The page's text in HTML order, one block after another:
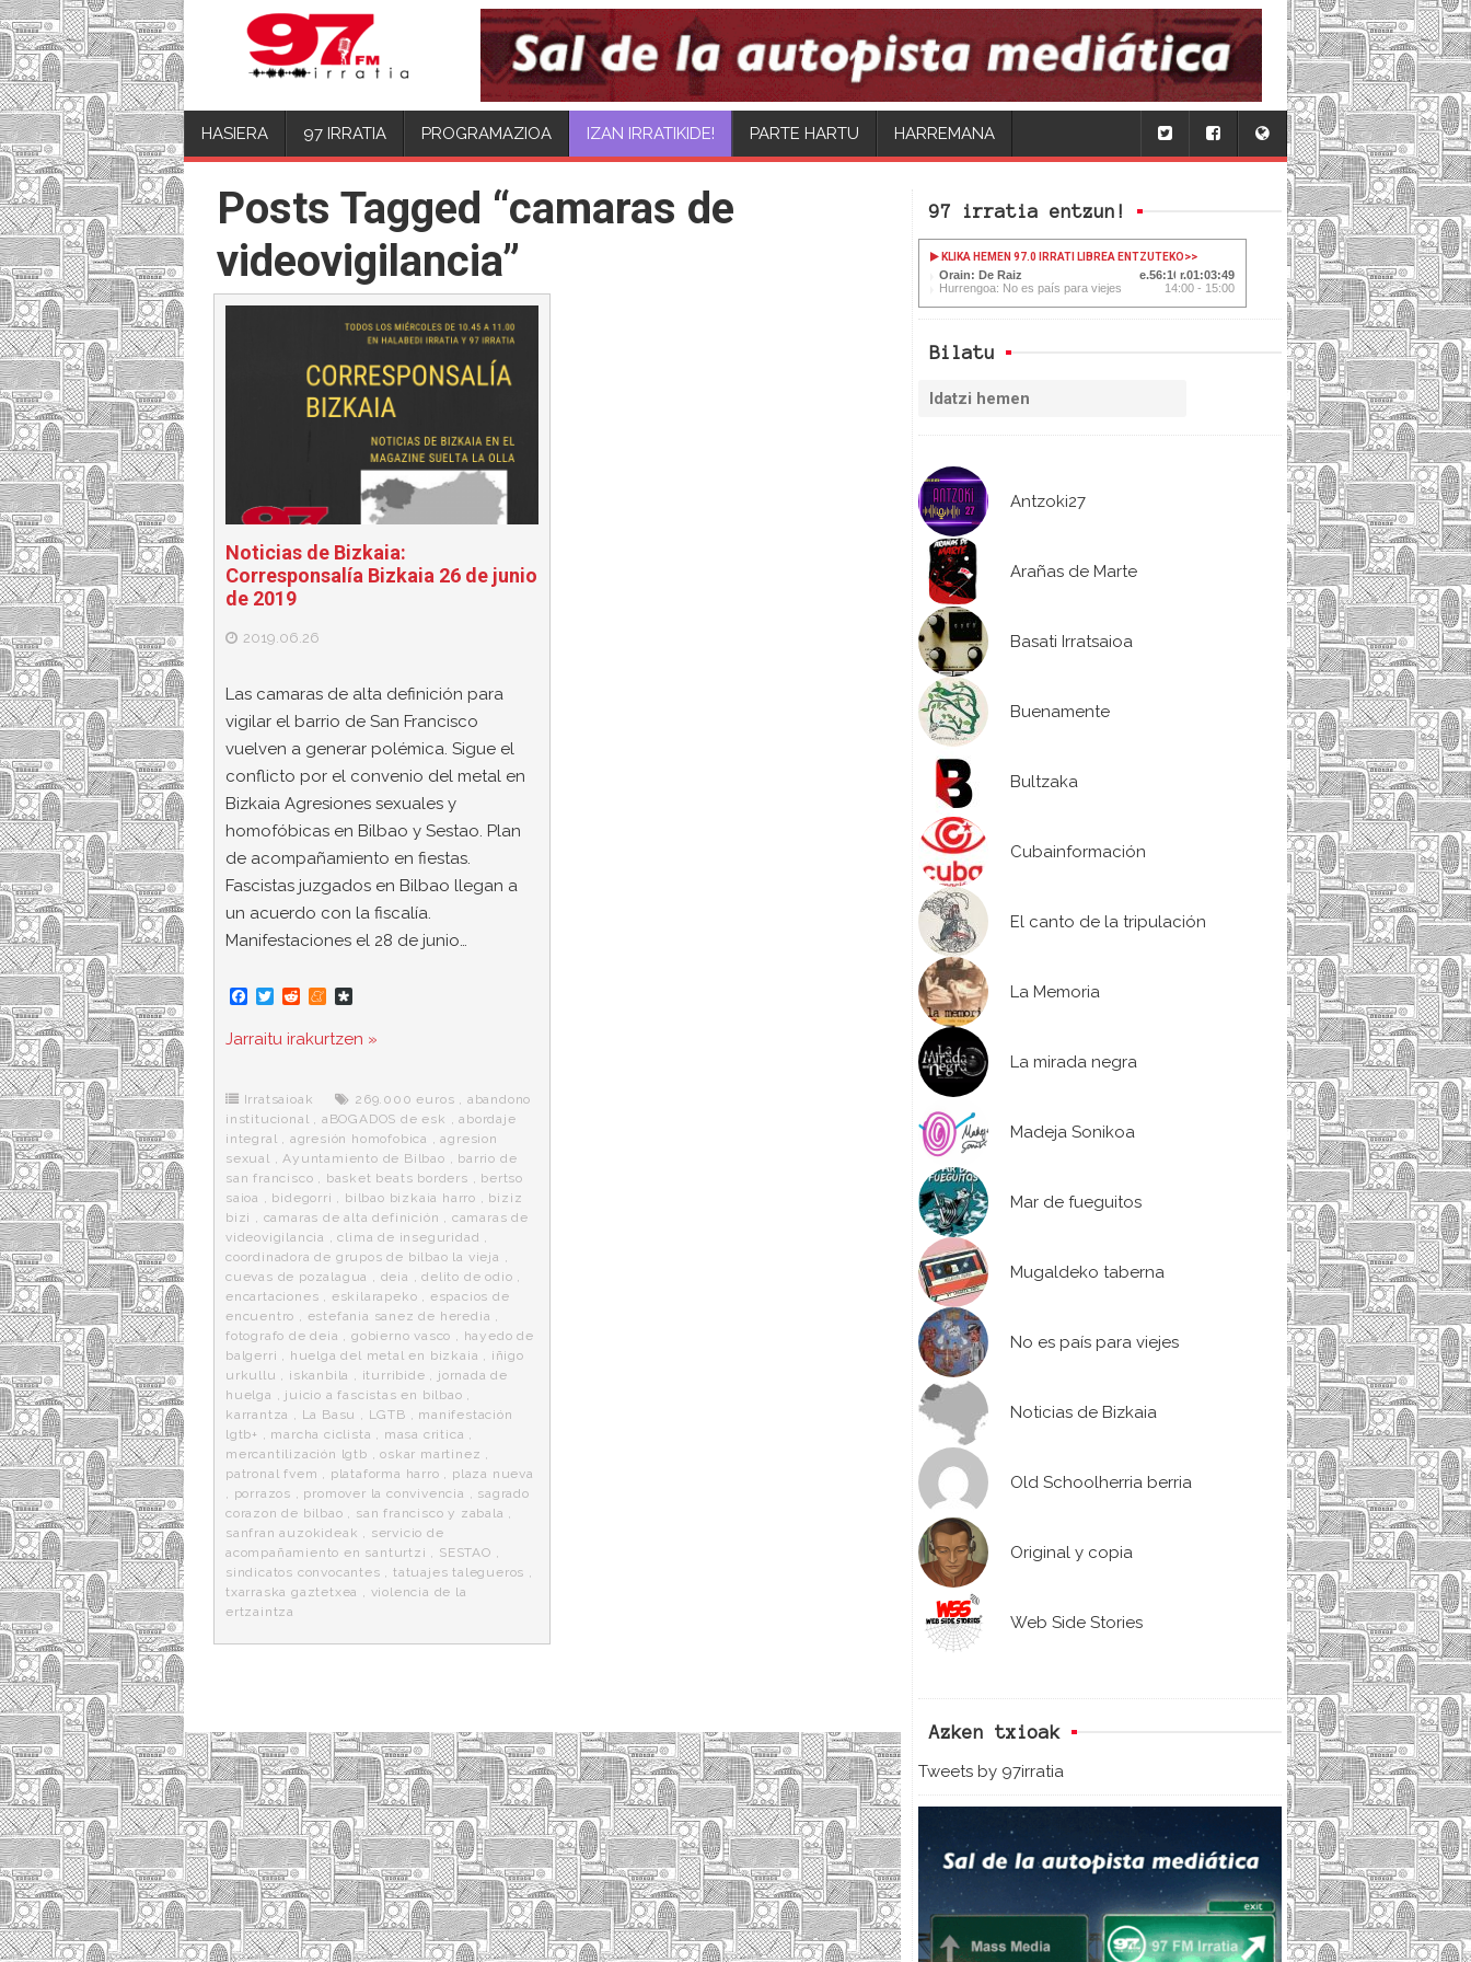
HASIERA 97 IRRATIA PROGRAMAZIOA PARTE HARTU HARREMANA
97 irratia entzun!
KLIKA HEMEN 97.0 IRRATI LIBREA ENTZUTEKO>>
Orain: De Raiz 56:11 01:03:48
Hurrengoa: No es país para viejes
14:00 - 15:00
Bilatu
Antzoki27
Arañas de Marte
Basati Irratsaioa
Buenamente
Bultzaka
Cubainformación
El canto de la tripulación
La Memoria
La mirada negra
Madeja Sonikoa
Mar de fueguitos
Mugaldeko taberna
No es país para viejes
Noticias de Bizkaia
Old Schoolherria berria
Original y copia
Web Side Stories
Azken txioak
Tweets by 97irratia
Posts Tagged “camaras de
videovigilancia”
Noticias de Bizkaia:
Corresponsalía Bizkaia 26 de junio
de 2019
2019.06.26
Las camaras de alta definición para
vigilar el barrio de San Francisco
vuelven a generar polémica. Sigue el
conflicto por el convenio del metal en
Bizkaia Agresiones sexuales y
homofóbicas en Bilbao y Sestao. Plan
de acompañamiento en fiestas.
Fascistas juzgados en Bilbao llegan a
un acuerdo con la fiscalía.
Manifestaciones el 28 de junio…
F
c
e
o
k
T
i
t
r
R
d
d
M
n
e
e
a
s
r
a
Jarraitu irakurtzen »
Irratsaioak 269.000 euros
abandono
institucional
aBOGADOS de esk ,abordaje
integral
agresión homofobica ,agresion
sexual
Ayuntamiento de Bilbao
barrio de
san francisco
basket beats borders
bertso
saioa
bidegorri bilbao bizkaia harro
biziz
bizi
camaras de alta definición
camaras de
videovigilancia
,clima de inseguridad
coordinadora de grupos de bilbao la vieja
cuevas de pozalagua
deia ,delito de odio
encartaciones
eskilarapeko
espacios de
encuentro
estefania sanez de heredia
fotografo de deia
,gobierno vasco
hayedo de
balgerri
huelga del metal en bizkaia
iñigo
urkullu
iskanbila iturribide
jornada de
huelga
juicio a fascistas en bilbao
karrantza
La Basu LGTB
manifestación
lgtb+
marcha ciclista masa critica
mercantilización lgtb ,oskar martinez
patronal fvem
plataforma harro
plaza nueva
porrazos promover la convivencia
sagrado
corazon de bilbao
san francisco y zabala
sanfran auzokideak
servicio de
acompañamiento en santurtzi
SESTAO
sindicatos convocantes ,tatuajes talegueros
txarraska gaztetxea
violencia de la
ertzaintza